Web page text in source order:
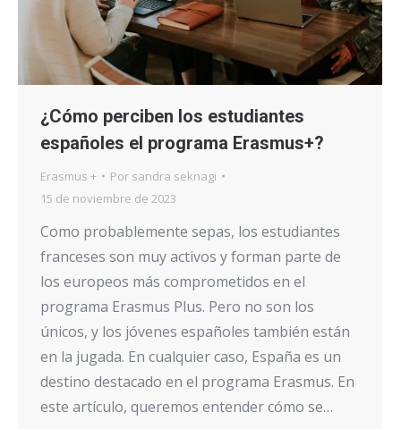
¿Cómo perciben los estudiantes
españoles el programa Erasmus+?
Erasmus + Por sandra seknagi
15 de noviembre de 2023
Como probablemente sepas, los estudiantes
franceses son muy activos y forman parte de
los europeos más comprometidos en el
programa Erasmus Plus. Pero no son los
únicos, y los jóvenes españoles también están
en la jugada. En cualquier caso, España es un
destino destacado en el programa Erasmus. En
este artículo, queremos entender cómo se…